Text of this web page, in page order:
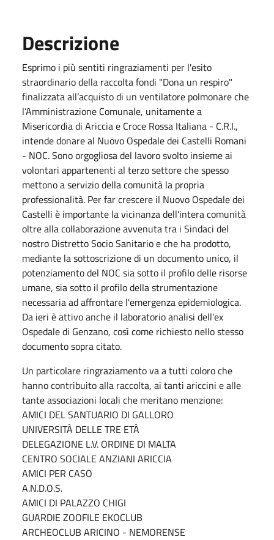
Descrizione
Esprimo i più sentiti ringraziamenti per l'esito
straordinario della raccolta fondi "Dona un respiro"
finalizzata all’acquisto di un ventilatore polmonare che
l’Amministrazione Comunale, unitamente a
Misericordia di Ariccia e Croce Rossa Italiana - C.R.I.,
intende donare al Nuovo Ospedale dei Castelli Romani
- NOC. Sono orgogliosa del lavoro svolto insieme ai
volontari appartenenti al terzo settore che spesso
mettono a servizio della comunità la propria
professionalità. Per far crescere il Nuovo Ospedale dei
Castelli è importante la vicinanza dell'intera comunità
oltre alla collaborazione avvenuta tra i Sindaci del
nostro Distretto Socio Sanitario e che ha prodotto,
mediante la sottoscrizione di un documento unico, il
potenziamento del NOC sia sotto il profilo delle risorse
umane, sia sotto il profilo della strumentazione
necessaria ad affrontare l'emergenza epidemiologica.
Da ieri è attivo anche il laboratorio analisi dell'ex
Ospedale di Genzano, così come richiesto nello stesso
documento sopra citato.
Un particolare ringraziamento va a tutti coloro che
hanno contribuito alla raccolta, ai tanti ariccini e alle
tante associazioni locali che meritano menzione:
AMICI DEL SANTUARIO DI GALLORO
UNIVERSITÀ DELLE TRE ETÀ
DELEGAZIONE L.V. ORDINE DI MALTA
CENTRO SOCIALE ANZIANI ARICCIA
AMICI PER CASO
A.N.D.O.S.
AMICI DI PALAZZO CHIGI
GUARDIE ZOOFILE EKOCLUB
ARCHEOCLUB ARICINO - NEMORENSE